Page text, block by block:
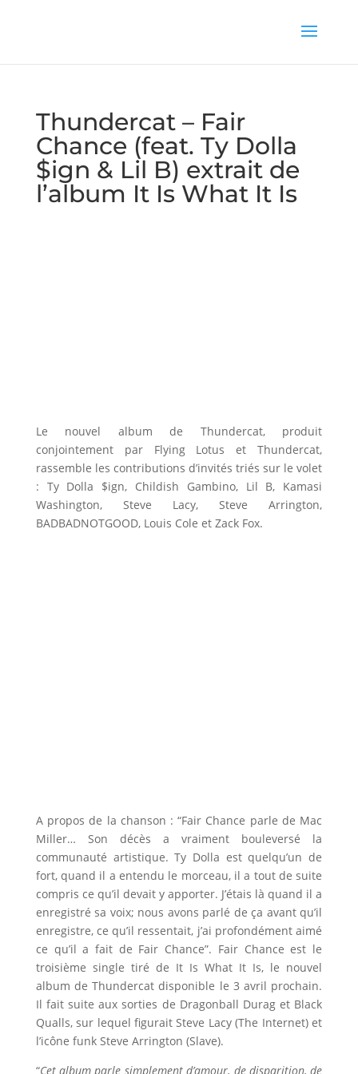
Thundercat – Fair
Chance (feat. Ty Dolla
$ign & Lil B) extrait de
l’album It Is What It Is
Le nouvel album de Thundercat, produit
conjointement par Flying Lotus et Thundercat,
rassemble les contributions d’invités triés sur le volet
: Ty Dolla $ign, Childish Gambino, Lil B, Kamasi
Washington, Steve Lacy, Steve Arrington,
BADBADNOTGOOD, Louis Cole et Zack Fox.
A propos de la chanson : “Fair Chance parle de Mac
Miller… Son décès a vraiment bouleversé la
communauté artistique. Ty Dolla est quelqu’un de
fort, quand il a entendu le morceau, il a tout de suite
compris ce qu’il devait y apporter. J’étais là quand il a
enregistré sa voix; nous avons parlé de ça avant qu’il
enregistre, ce qu’il ressentait, j’ai profondément aimé
ce qu’il a fait de Fair Chance”. Fair Chance est le
troisième single tiré de It Is What It Is, le nouvel
album de Thundercat disponible le 3 avril prochain.
Il fait suite aux sorties de Dragonball Durag et Black
Qualls, sur lequel figurait Steve Lacy (The Internet) et
l’icône funk Steve Arrington (Slave).
“Cet album parle simplement d’amour, de disparition, de